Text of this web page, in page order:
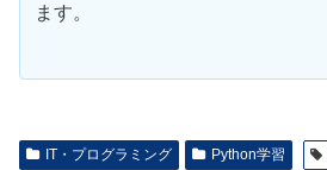
ます。
IT・プログラミング Python学習